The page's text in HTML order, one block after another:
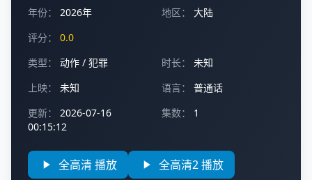
年份：
2026年 地区：
大陆
评分：
0.0
类型：
动作 / 犯罪 时长：
未知
上映：
未知 语言：
普通话
更新：
2026-07-16
00:15:12
集数： 1
全高清 播放 全高清2 播放